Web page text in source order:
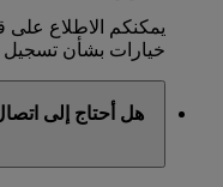
يمكنكم الاطلاع
خيارات بشأن تسجيل
هل أحتاج إلى